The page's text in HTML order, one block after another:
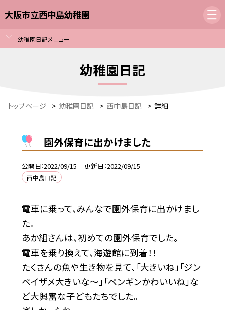
大阪市立西中島幼稚園
幼稚園日記メニュー
幼稚園日記
トップページ > 幼稚園日記 > 西中島日記 > 詳細
園外保育に出かけました
公開日 2022/09/15 更新日 2022/09/15
西中島日記
電車に乗って、みんなで園外保育に出かけまし
た。
あか組さんは、初めての園外保育でした。
電車を乗り換えて、海遊館に到着！！
たくさんの魚や生き物を見て、「大きいね」「ジン
ベイザメ大きいな〜」「ペンギンかわいいね」な
ど大興奮な子どもたちでした。